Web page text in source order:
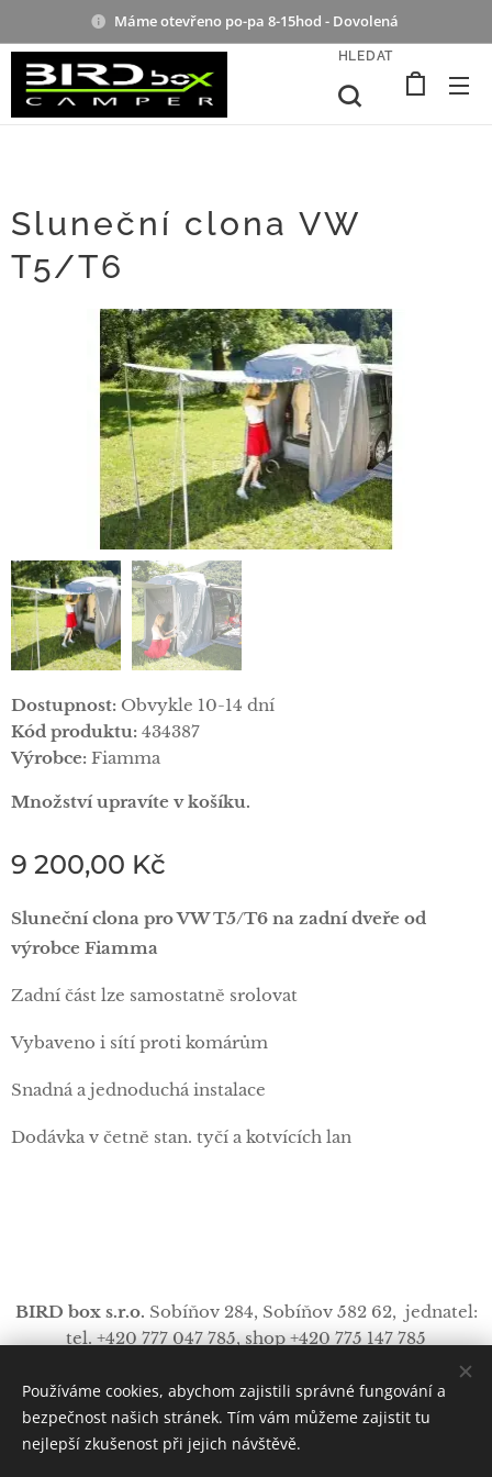
Máme otevřeno po-pa 8-15hod - Dovolená
HLEDAT
Sluneční clona VW
T5/T6
Dostupnost: Obvykle 10-14 dní
Kód produktu: 434387
Výrobce: Fiamma
Množství upravíte v košíku.
9 200,00 Kč
Sluneční clona pro VW T5/T6 na zadní dveře od
výrobce Fiamma
Zadní část lze samostatně srolovat
Vybaveno i sítí proti komárům
Snadná a jednoduchá instalace
Dodávka v četně stan. tyčí a kotvících lan
BIRD box s.r.o. Sobíňov 284, Sobíňov582 62, jednatel:
tel. +420 777 047 785, shop +420 775 147 785
https://www.facebook.com/procampink/ Cookies
Používáme cookies, abychom zajistili správné fungování a
bezpečnost našich stránek. Tím vám můžeme zajistit tu
nejlepší zkušenost při jejich návštěvě.